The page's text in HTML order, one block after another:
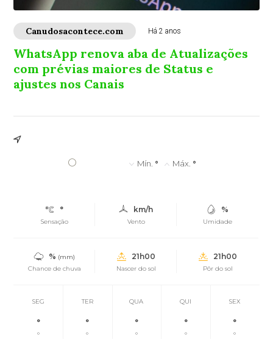
Canudosacontece.com Há 2 anos
WhatsApp renova aba de Atualizações
com prévias maiores de Status e
ajustes nos Canais
° Mín. ° Máx. °
°
Sensação
km/h
Vento
%
Umidade
% (mm)
Chance de chuva
21h00
Nascer do sol
21h00
Pôr do sol
SEG
°
°
TER
°
°
QUA
°
°
QUI
°
°
SEX
°
°